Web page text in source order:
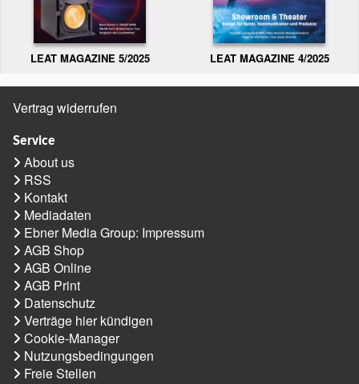
LEAT MAGAZINE 5/2025 LEAT MAGAZINE 4/2025
Vertrag widerrufen
Service
About us
RSS
Kontakt
Mediadaten
Ebner Media Group: Impressum
AGB Shop
AGB Online
AGB Print
Datenschutz
Verträge hier kündigen
Cookie-Manager
Nutzungsbedingungen
Freie Stellen